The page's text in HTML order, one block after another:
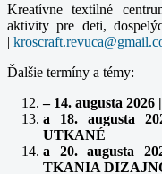
Kreatívne textilné
aktivity pre deti,
|
Ďalšie termíny a témy:
– 14. augusta
a 18. augusta
UTKANÉ
a 20. augusta
TKANIA